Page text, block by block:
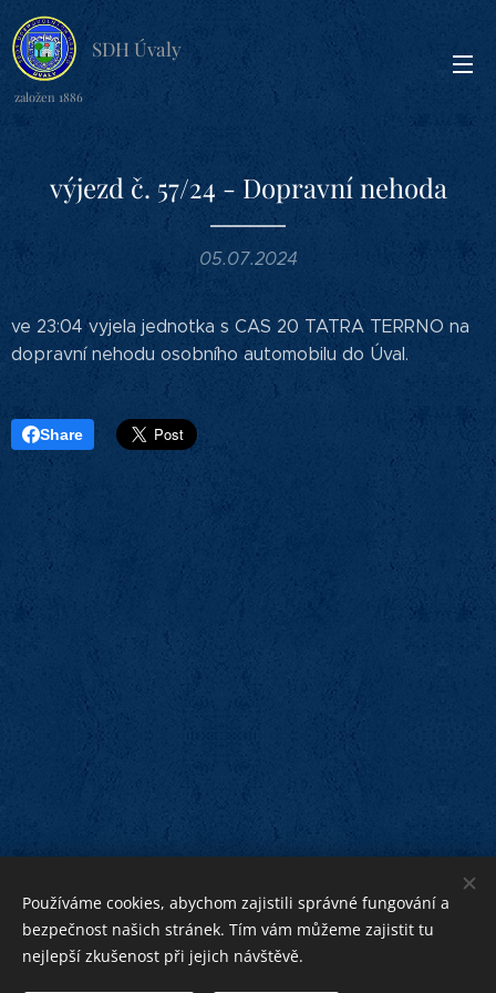
SDH Úvaly
založen 1886
výjezd č. 57/24 - Dopravní nehoda
05.07.2024
ve 23:04 vyjela jednotka s CAS 20 TATRA TERRNO na
dopravní nehodu osobního automobilu do Úval.
Share
Bohu ku cti, bližnímuku pomoci
Používáme cookies, abychom zajistili správné fungování a
bezpečnost našich stránek. Tím vám můžeme zajistit tu
nejlepší zkušenost při jejich návštěvě.